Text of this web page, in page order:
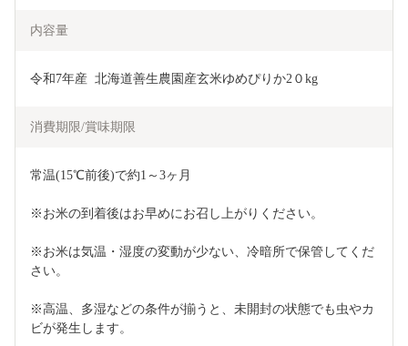
内容量
令和7年産  北海道善生農園産玄米ゆめぴりか2０kg
消費期限/賞味期限
常温(15℃前後)で約1～3ヶ月
※お米の到着後はお早めにお召し上がりください。
※お米は気温・湿度の変動が少ない、冷暗所で保管してくだ
さい。
※高温、多湿などの条件が揃うと、未開封の状態でも虫やカ
ビが発生します。